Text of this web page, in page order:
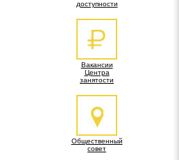
доступности
Вакансии
Центра
занятости
Общественный
совет